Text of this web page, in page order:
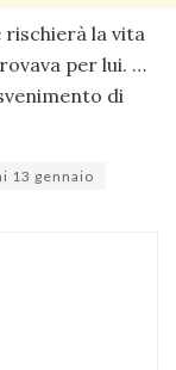
la vita
per lui. …
di
13 gennaio